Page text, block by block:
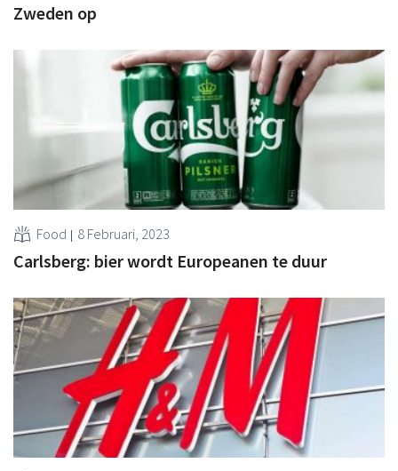
Zweden op
Food 8 Februari, 2023
Carlsberg: bier wordt Europeanen te duur